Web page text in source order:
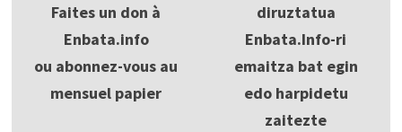
Faites un don à
Enbata.info
ou abonnez-vous au
mensuel papier
diruztatua
Enbata.Info-ri
emaitza bat egin
edo harpidetu
zaitezte